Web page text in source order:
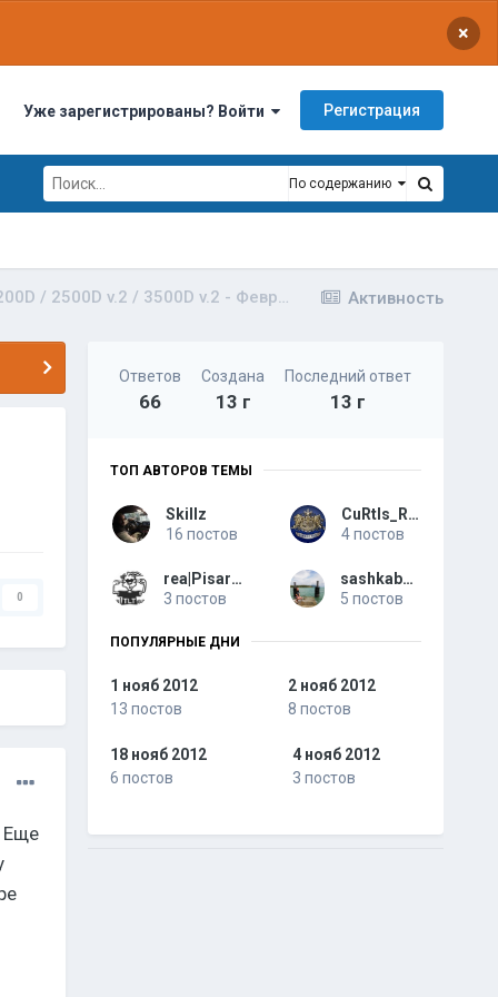
×
Уже зарегистрированы? Войти Регистрация
По содержанию
Активность
Предзаказ на усилители - SAZ1200D / 2500D v.2 / 3500D v.2 - Февраль 2013
0
Еще
Ответов
66
Создана
13 г
Последний ответ
13 г
ТОП АВТОРОВ ТЕМЫ
Skillz
16 постов
CuRtIs_R68
4 постов
rea|Pisarev
3 постов
sashkabeer
5 постов
ПОПУЛЯРНЫЕ ДНИ
1 нояб 2012
13 постов
2 нояб 2012
8 постов
18 нояб 2012
6 постов
4 нояб 2012
3 постов